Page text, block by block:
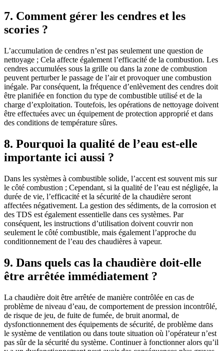
7. Comment gérer les cendres et les
scories ?
L’accumulation de cendres n’est pas seulement une question de
nettoyage ; Cela affecte également l’efficacité de la combustion. Les
cendres accumulées sous la grille ou dans la zone de combustion
peuvent perturber le passage de l’air et provoquer une combustion
inégale. Par conséquent, la fréquence d’enlèvement des cendres doit
être planifiée en fonction du type de combustible utilisé et de la
charge d’exploitation. Toutefois, les opérations de nettoyage doivent
être effectuées avec un équipement de protection approprié et dans
des conditions de température sûres.
8. Pourquoi la qualité de l’eau est-elle
importante ici aussi ?
Dans les systèmes à combustible solide, l’accent est souvent mis sur
le côté combustion ; Cependant, si la qualité de l’eau est négligée, la
durée de vie, l’efficacité et la sécurité de la chaudière seront
affectées négativement. La gestion des sédiments, de la corrosion et
des TDS est également essentielle dans ces systèmes. Par
conséquent, les instructions d’utilisation doivent couvrir non
seulement le côté combustible, mais également l’approche du
conditionnement de l’eau des chaudières à vapeur.
9. Dans quels cas la chaudière doit-elle
être arrêtée immédiatement ?
La chaudière doit être arrêtée de manière contrôlée en cas de
problème de niveau d’eau, de comportement de pression incontrôlé,
de risque de jeu, de fuite de fumée, de bruit anormal, de
dysfonctionnement des équipements de sécurité, de problème dans
le système de ventilation ou dans toute situation où l’opérateur n’est
pas sûr de la sécurité du système. Continuer à fonctionner alors qu’il